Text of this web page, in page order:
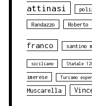
attinasi
Randazzo
franco santino
siciliano Statale
imerese Turismo
Muscarella